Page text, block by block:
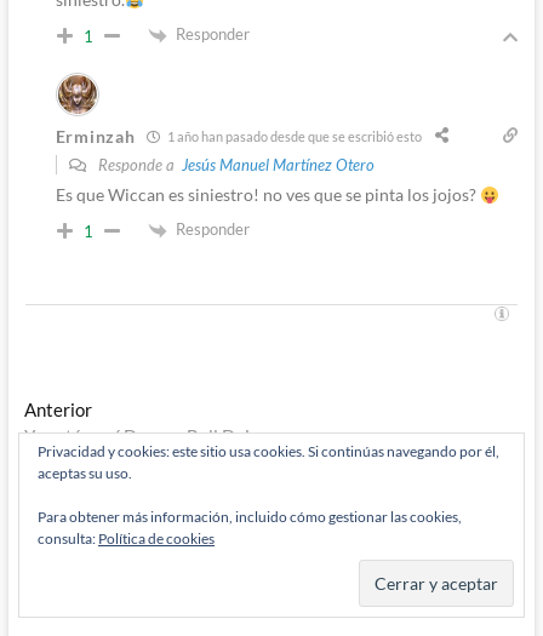
1 Responder
Erminzah 1 año han pasado desde que se escribió esto
Responde a Jesús Manuel Martínez Otero
Es que Wiccan es siniestro! no ves que se pinta los jojos?
1 Responder
Navegación
de
entradas
AnteriorEntrada
anterior:
Ya está aquí Dragon Ball Daima
SiguienteEntrada
Along
Privacidad y cookies: este sitio usa cookies. Si continúas navegando por él,
aceptas su uso.
Para obtener más información, incluido cómo gestionar las cookies,
consulta: Política de cookies